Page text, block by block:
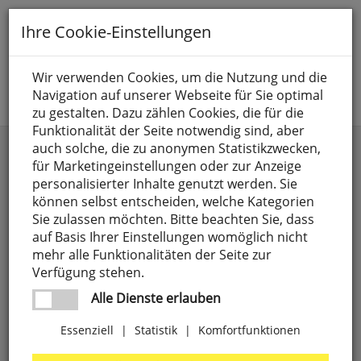
Toggle
Suche nach
Jetzt anmelden
Außenwandleuchten
Ihre Cookie-Einstellungen
Wir verwenden Cookies, um die Nutzung und die
Navigation auf unserer Webseite für Sie optimal
zu gestalten. Dazu zählen Cookies, die für die
Funktionalität der Seite notwendig sind, aber
auch solche, die zu anonymen Statistikzwecken,
für Marketingeinstellungen oder zur Anzeige
personalisierter Inhalte genutzt werden. Sie
können selbst entscheiden, welche Kategorien
Sie zulassen möchten. Bitte beachten Sie, dass
auf Basis Ihrer Einstellungen womöglich nicht
mehr alle Funktionalitäten der Seite zur
Verfügung stehen.
Alle Dienste erlauben
Essenziell | Statistik | Komfortfunktionen